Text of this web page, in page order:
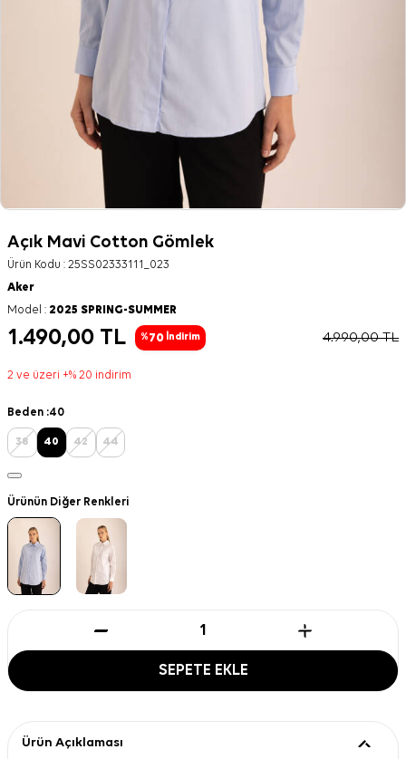
Açık Mavi Cotton Gömlek
Ürün Kodu : 25SS02333111_023
Aker
Model : 2025 SPRING-SUMMER
1.490,00 TL %70 İndirim 4.990,00TL
2 ve üzeri +% 20 indirim
Beden :40
38 40 42 44
Ürünün Diğer Renkleri
SEPETE EKLE
Ürün Açıklaması